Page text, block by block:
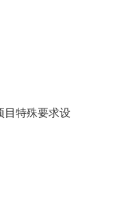
目特殊要求设